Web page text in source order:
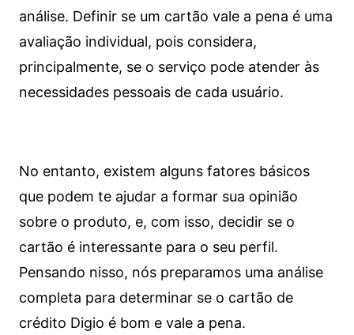
análise. Definir se um cartão vale a pena é uma
avaliação individual, pois considera,
principalmente, se o serviço pode atender às
necessidades pessoais de cada usuário.
No entanto, existem alguns fatores básicos
que podem te ajudar a formar sua opinião
sobre o produto, e, com isso, decidir se o
cartão é interessante para o seu perfil.
Pensando nisso, nós preparamos uma análise
completa para determinar se o cartão de
crédito Digio é bom e vale a pena.